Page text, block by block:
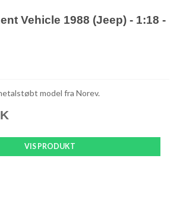
Vehicle 1988 (Jeep) - 1:18 -
model fra Norev.
VIS PRODUKT